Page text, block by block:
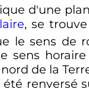
d'une
, se
le sens de
sens
de la
été renversé